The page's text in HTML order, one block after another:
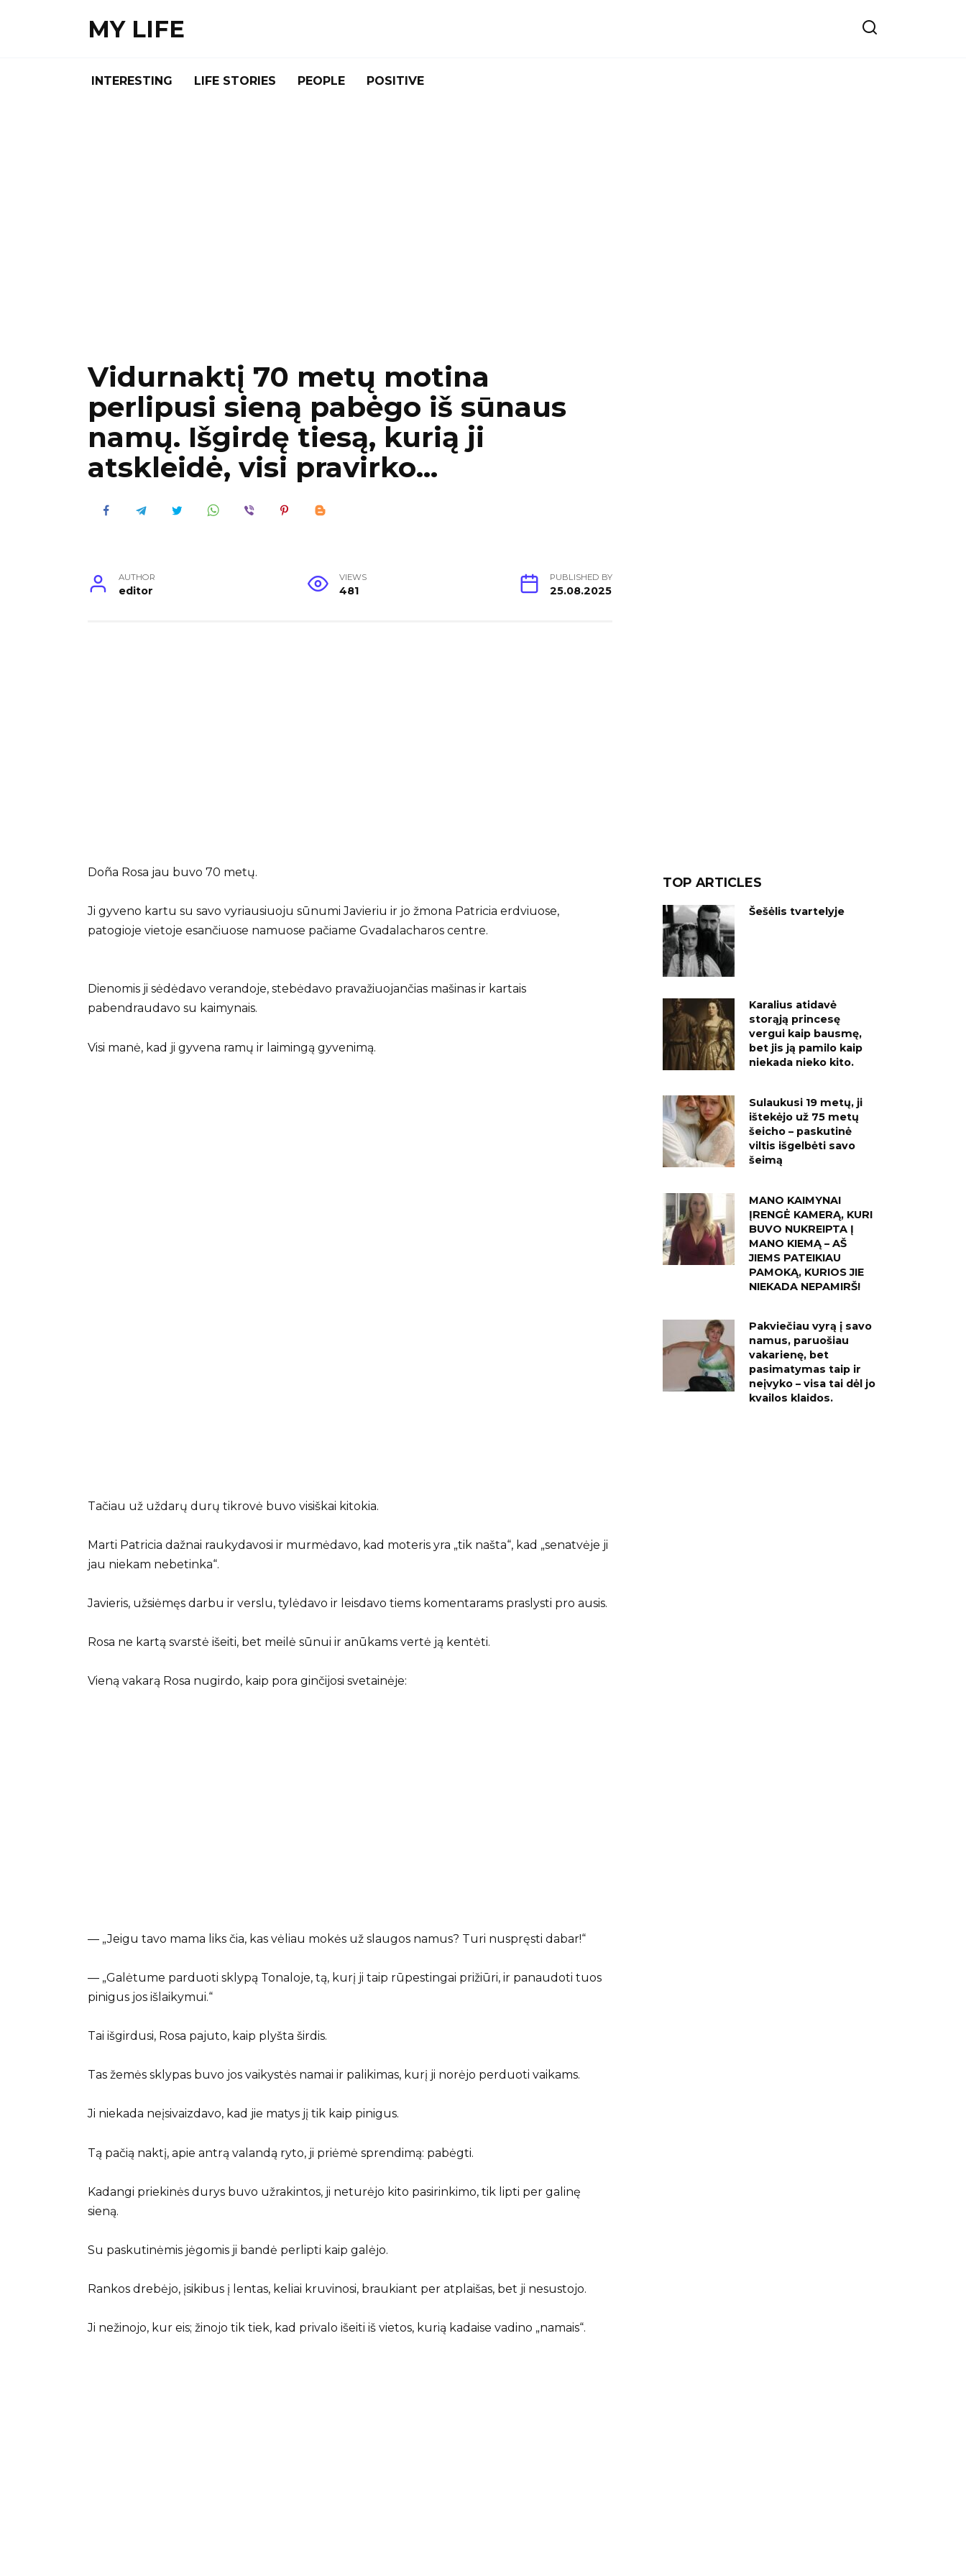
MY LIFE
INTERESTING LIFE STORIES PEOPLE POSITIVE
Vidurnaktį 70 metų motina
perlipusi sieną pabėgo iš sūnaus
namų. Išgirdę tiesą, kurią ji
atskleidė, visi pravirko…
AUTHOR
editor
VIEWS
481
PUBLISHED BY
25.08.2025
Doña Rosa jau buvo 70 metų.
Ji gyveno kartu su savo vyriausiuoju sūnumi Javieriu ir jo žmona Patricia erdviuose,
patogioje vietoje esančiuose namuose pačiame Gvadalacharos centre.
Dienomis ji sėdėdavo verandoje, stebėdavo pravažiuojančias mašinas ir kartais
pabendraudavo su kaimynais.
Visi manė, kad ji gyvena ramų ir laimingą gyvenimą.
Tačiau už uždarų durų tikrovė buvo visiškai kitokia.
Marti Patricia dažnai raukydavosi ir murmėdavo, kad moteris yra „tik našta“, kad „senatvėje ji
jau niekam nebetinka“.
Javieris, užsiėmęs darbu ir verslu, tylėdavo ir leisdavo tiems komentarams praslysti pro ausis.
Rosa ne kartą svarstė išeiti, bet meilė sūnui ir anūkams vertė ją kentėti.
Vieną vakarą Rosa nugirdo, kaip pora ginčijosi svetainėje:
— „Jeigu tavo mama liks čia, kas vėliau mokės už slaugos namus? Turi nuspręsti dabar!“
— „Galėtume parduoti sklypą Tonaloje, tą, kurį ji taip rūpestingai prižiūri, ir panaudoti tuos
pinigus jos išlaikymui.“
Tai išgirdusi, Rosa pajuto, kaip plyšta širdis.
Tas žemės sklypas buvo jos vaikystės namai ir palikimas, kurį ji norėjo perduoti vaikams.
Ji niekada neįsivaizdavo, kad jie matys jį tik kaip pinigus.
Tą pačią naktį, apie antrą valandą ryto, ji priėmė sprendimą: pabėgti.
Kadangi priekinės durys buvo užrakintos, ji neturėjo kito pasirinkimo, tik lipti per galinę
sieną.
Su paskutinėmis jėgomis ji bandė perlipti kaip galėjo.
Rankos drebėjo, įsikibus į lentas, keliai kruvinosi, braukiant per atplaišas, bet ji nesustojo.
Ji nežinojo, kur eis; žinojo tik tiek, kad privalo išeiti iš vietos, kurią kadaise vadino „namais“.
TOP ARTICLES
Šešėlis tvartelyje
Karalius atidavė
storąją princesę
vergui kaip bausmę,
bet jis ją pamilo kaip
niekada nieko kito.
Sulaukusi 19 metų, ji
ištekėjo už 75 metų
šeicho – paskutinė
viltis išgelbėti savo
šeimą
MANO KAIMYNAI
ĮRENGĖ KAMERĄ, KURI
BUVO NUKREIPTA Į
MANO KIEMĄ – AŠ
JIEMS PATEIKIAU
PAMOKĄ, KURIOS JIE
NIEKADA NEPAMIRŠ!
Pakviečiau vyrą į savo
namus, paruošiau
vakarienę, bet
pasimatymas taip ir
neįvyko – visa tai dėl jo
kvailos klaidos.